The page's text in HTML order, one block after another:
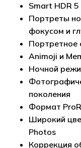
Smart HDR 5
Портреты
фокусом и
Портретное
Animoji и
Ночной
поколения
Формат
Широкий
Photos
Коррекция